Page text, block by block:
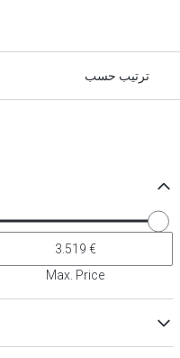
ترتيب حسب
Max. Price